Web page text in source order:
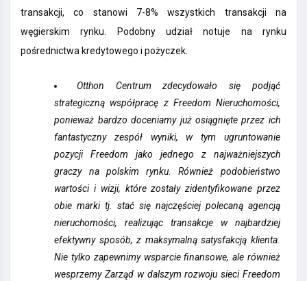
transakcji, co stanowi 7-8% wszystkich transakcji na
węgierskim rynku. Podobny udział notuje na rynku
pośrednictwa kredytowego i pożyczek.
Otthon Centrum zdecydowało się podjąć
strategiczną współpracę z Freedom Nieruchomości,
ponieważ bardzo doceniamy już osiągnięte przez ich
fantastyczny zespół wyniki, w tym ugruntowanie
pozycji Freedom jako jednego z najważniejszych
graczy na polskim rynku. Również podobieństwo
wartości i wizji, które zostały zidentyfikowane przez
obie marki tj. stać się najczęściej polecaną agencją
nieruchomości, realizując transakcje w najbardziej
efektywny sposób, z maksymalną satysfakcją klienta.
Nie tylko zapewnimy wsparcie finansowe, ale również
wesprzemy Zarząd w dalszym rozwoju sieci Freedom